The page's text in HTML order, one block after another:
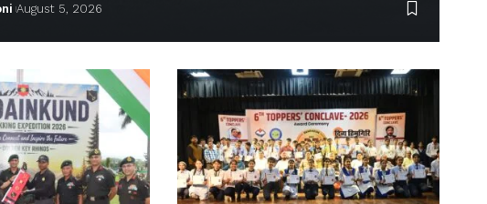
August 5, 2026